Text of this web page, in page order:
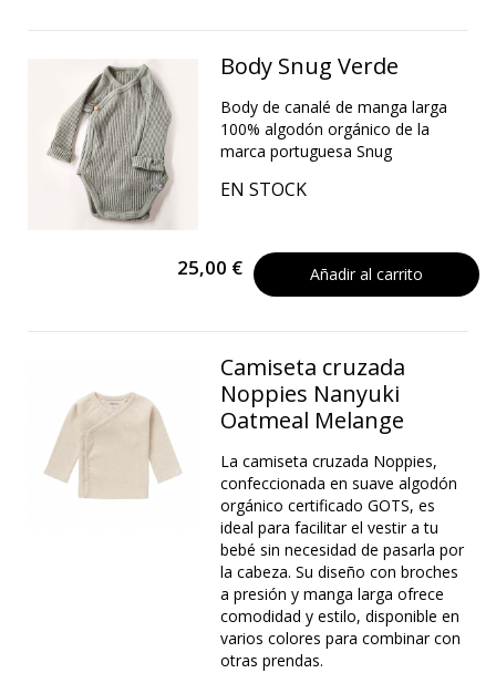
Body Snug Verde
Body de canalé de manga larga
100% algodón orgánico de la
marca portuguesa Snug
EN STOCK
25,00 € Añadir al carrito
Camiseta cruzada
Noppies Nanyuki
Oatmeal Melange
La camiseta cruzada Noppies,
confeccionada en suave algodón
orgánico certificado GOTS, es
ideal para facilitar el vestir a tu
bebé sin necesidad de pasarla por
la cabeza. Su diseño con broches
a presión y manga larga ofrece
comodidad y estilo, disponible en
varios colores para combinar con
otras prendas.